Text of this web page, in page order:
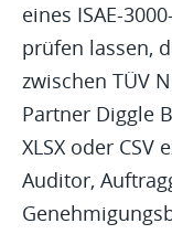
eines ISAE-
prüfen lassen,
zwischen TÜV
Partner Diggle
XLSX oder
Auditor,